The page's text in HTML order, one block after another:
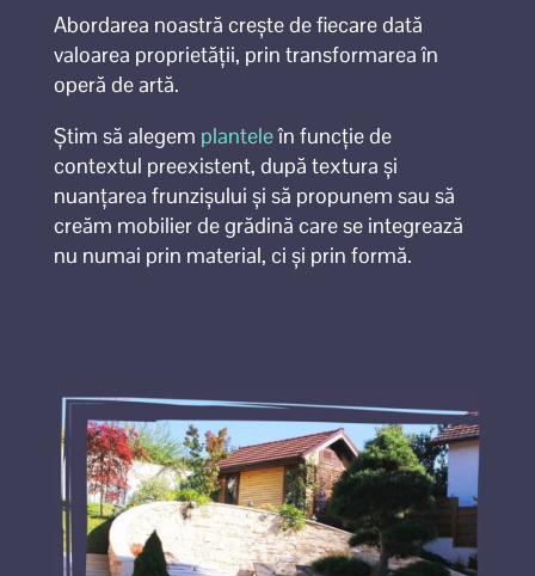
Abordarea noastră crește de fiecare dată
valoarea proprietății, prin transformarea în
operă de artă.
Știm să alegem planteleîn funcție de
contextul preexistent, după textura și
nuanțarea frunzișului și să propunem sau să
creăm mobilier de grădină care se integrează
nu numai prin material, ci și prin formă.